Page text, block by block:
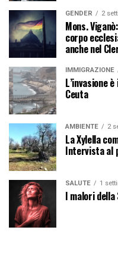
GENDER 2
Mons.
corpo
anche nel
IMMIGRAZIONE
L’invasione
Ceuta
AMBIENTE 2
La Xylella
Intervista al
SALUTE 1
I malori